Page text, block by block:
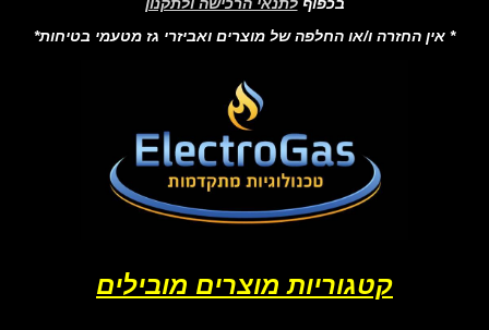
* אין החזרה ו/או החלפה של מוצרים ואביזרי גז מטעמי בטיחות*
קטגוריות מוצרים מובילים